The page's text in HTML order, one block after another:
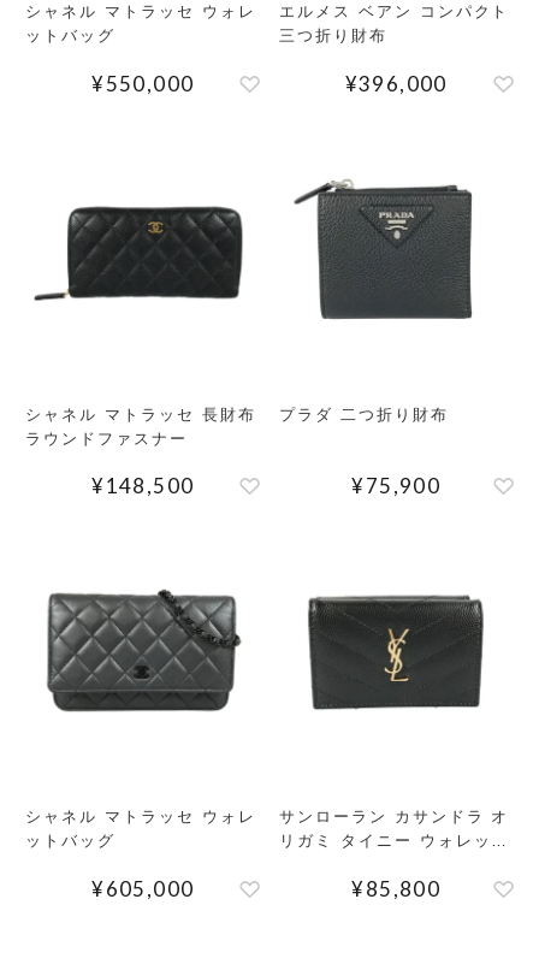
シャネル マトラッセ ウォレ
ットバッグ
¥550,000
エルメス ベアン コンパクト
三つ折り財布
¥396,000
シャネル マトラッセ 長財布
ラウンドファスナー
¥148,500
プラダ 二つ折り財布
¥75,900
シャネル マトラッセ ウォレ
ットバッグ
¥605,000
サンローラン カサンドラ オ
リガミ タイニー ウォレット
¥85,800